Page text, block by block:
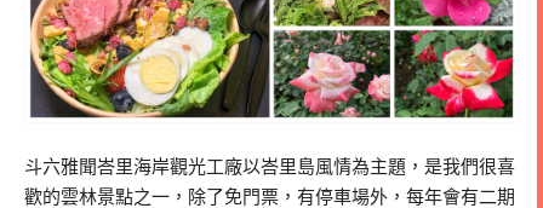
斗六雅聞峇里海岸觀光工廠以峇里島風情為主題，是我們很喜
歡的雲林景點之一，除了免門票，有停車場外，每年會有二期